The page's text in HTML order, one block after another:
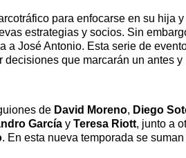
para enfocarse en su hija
estrategias y socios. Sin
José Antonio. Esta serie de
que marcarán un antes
de David Moreno, Diego
García y Teresa Riott, junto a
. En esta nueva temporada se